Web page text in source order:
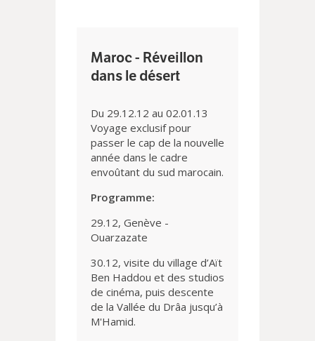
Maroc - Réveillon
dans le désert
Du 29.12.12 au 02.01.13
Voyage exclusif pour
passer le cap de la nouvelle
année dans le cadre
envoûtant du sud marocain.
Programme:
29.12, Genève -
Ouarzazate
30.12, visite du village d’Aït
Ben Haddou et des studios
de cinéma, puis descente
de la Vallée du Drâa jusqu’à
M'Hamid.